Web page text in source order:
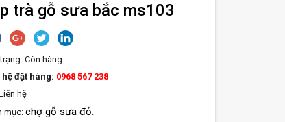
trà gỗ sưa bắc ms103
Còn hàng
hệ đặt hàng: 0968 567 238
hệ
mục:chợ gỗ sưa đỏ.